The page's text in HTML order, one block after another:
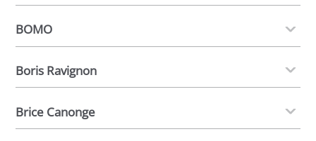
BOMO
Boris Ravignon
Brice Canonge